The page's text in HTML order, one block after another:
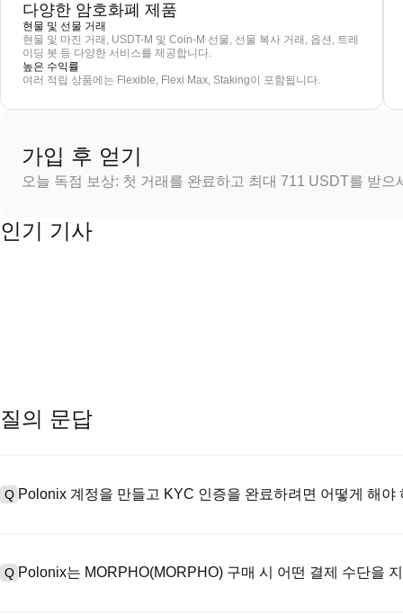
다양한 암호화폐 제품
현물 및 선물 거래
현물 및 마진 거래, USDT-M 및 Coin-M 선물, 선물 복사 거래, 옵션, 트레
이딩 봇 등 다양한 서비스를 제공합니다.
높은 수익률
여러 적립 상품에는 Flexible, Flexi Max, Staking이 포함됩니다.
가입 후 얻기
오늘 독점 보상: 첫 거래를 완료하고 최대 711 USDT를 받으
인기 기사
질의 문답
Q Polonix 계정을 만들고 KYC 인증을 완료하려면 어떻게 해야
하여 유효한 신분증 문서를 업로드하고 셀카를 찍어 KYC 인증을 완
Q Polonix는 MORPHO(MORPHO) 구매 시 어떤 결제 수단을